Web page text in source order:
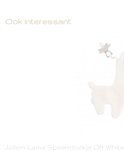
Ook interessant
Jollein Lama Speendoekje Off White